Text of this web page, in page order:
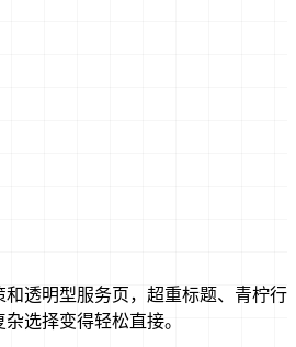
透明型服务页，超重标题、青柠行
选择变得轻松直接。